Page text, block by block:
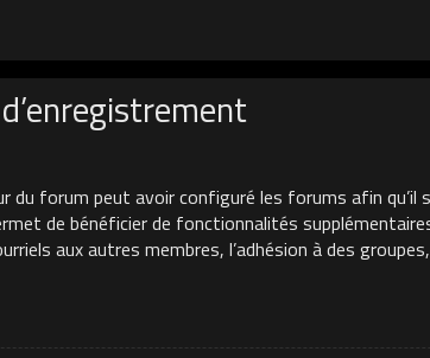
du forum peut avoir configuré les forums afin
de bénéficier de fonctionnalités
aux autres membres, l’adhésion à des